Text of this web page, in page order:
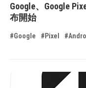
Google、Google
布開始
#Google #Pixel